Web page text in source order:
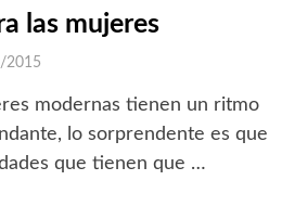
las mujeres
2015
modernas tienen un ritmo
lo sorprendente es que
que tienen que …